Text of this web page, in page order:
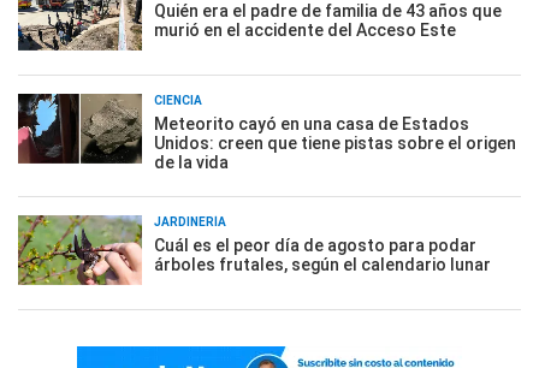
Quién era el padre de familia de 43 años que
murió en el accidente del Acceso Este
CIENCIA
Meteorito cayó en una casa de Estados
Unidos: creen que tiene pistas sobre el origen
de la vida
JARDINERÍA
Cuál es el peor día de agosto para podar
árboles frutales, según el calendario lunar